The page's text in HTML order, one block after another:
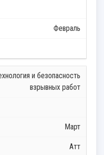
Февраль
и безопасность
взрывных работ
Март
Атт